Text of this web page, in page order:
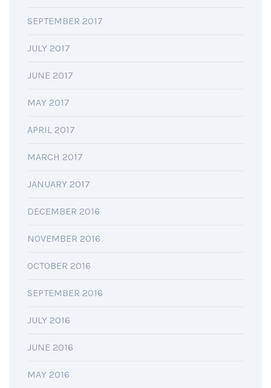
SEPTEMBER 2017
JULY 2017
JUNE 2017
MAY 2017
APRIL 2017
MARCH 2017
JANUARY 2017
DECEMBER 2016
NOVEMBER 2016
OCTOBER 2016
SEPTEMBER 2016
JULY 2016
JUNE 2016
MAY 2016